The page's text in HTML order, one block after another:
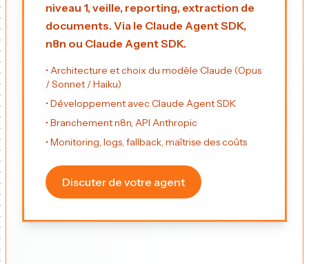
niveau 1, veille, reporting, extraction de
documents. Via le Claude Agent SDK,
n8n ou Claude Agent SDK.
• Architecture et choix du modèle Claude (Opus
/ Sonnet / Haiku)
• Développement avec Claude Agent SDK
• Branchement n8n, API Anthropic
• Monitoring, logs, fallback, maîtrise des coûts
Discuter de votre agent